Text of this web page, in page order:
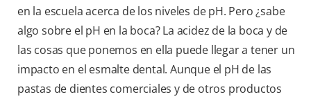
en la escuela acerca de los niveles de pH. Pero ¿sabe
algo sobre el pH en la boca? La acidez de la boca y de
las cosas que ponemos en ella puede llegar a tener un
impacto en el esmalte dental. Aunque el pH de las
pastas de dientes comerciales y de otros productos